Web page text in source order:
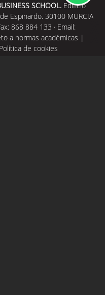
SCHOOL. Edificio
Espinardo. 30100 MURCIA
868 884 133 · Email:
a normas académicas |
Política de cookies